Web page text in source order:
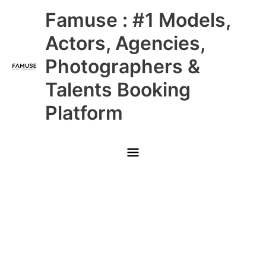
Famuse : #1 Models,
Actors, Agencies,
Photographers &
Talents Booking
Platform
Main
Menu